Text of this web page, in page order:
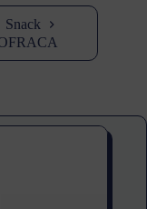
Snack